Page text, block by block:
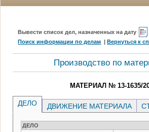
Вывести список дел, назначенных на дату
Поиск информации по делам |Вернуться к
Производство по
МАТЕРИАЛ № 13-1635/
ДЕЛО ДВИЖЕНИЕ МАТЕРИАЛА
ДЕЛО